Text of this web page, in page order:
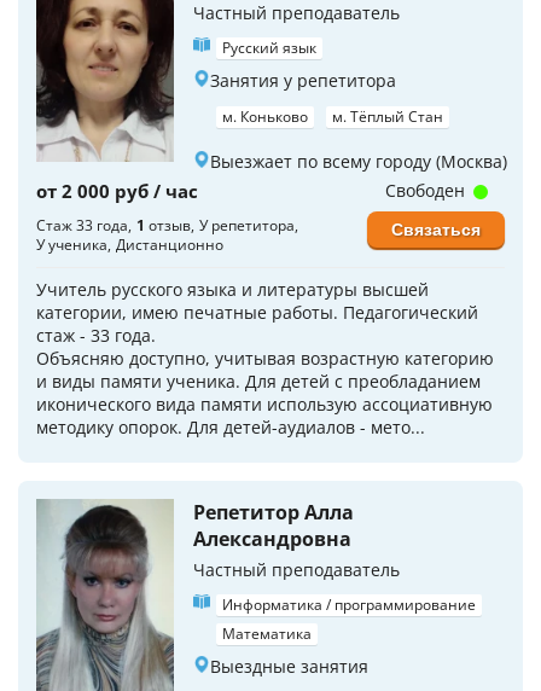
Частный преподаватель
Русский язык
Занятия у репетитора
м. Коньково м. Тёплый Стан
Выезжает по всему городу (Москва)
от 2 000 руб / час
Стаж 33 года 1 отзыв У репетитора
У ученика Дистанционно
Учитель русского языка и литературы высшей
категории, имею печатные работы. Педагогический
стаж - 33 года.
Объясняю доступно, учитывая возрастную категорию
и виды памяти ученика. Для детей с преобладанием
иконического вида памяти использую ассоциативную
методику опорок. Для детей-аудиалов - мето...
Свободен
Связаться
Репетитор Алла
Александровна
Частный преподаватель
Информатика / программирование
Математика
Выездные занятия